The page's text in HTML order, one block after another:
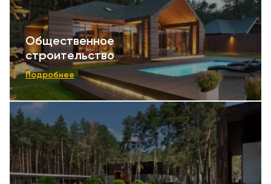
Общественное
строительство
Подробнее